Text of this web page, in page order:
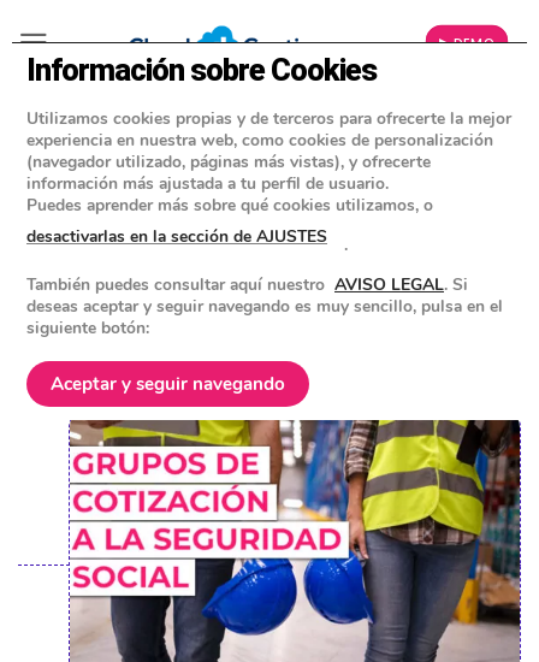
▶ DEMO
BLOG»IMPUESTOS PARA EMPRESAS Y AUTÓNOMOS
Grupos de cotización a la
Seguridad Social y categorías
profesionales: todo lo que
necesitas saber
POSTED ON EQUIPO DE CLOUD GESTION
Información sobre Cookies
Utilizamos cookies propias y de terceros para ofrecerte la mejor
experiencia en nuestra web, como cookies de personalización
(navegador utilizado, páginas más vistas), y ofrecerte
información más ajustada a tu perfil de usuario.
Puedes aprender más sobre qué cookies utilizamos, o
desactivarlas en la sección de AJUSTES
.
También puedes consultar aquí nuestro AVISO LEGAL. Si
deseas aceptar y seguir navegando es muy sencillo, pulsa en el
siguiente botón:
Aceptar y seguir navegando